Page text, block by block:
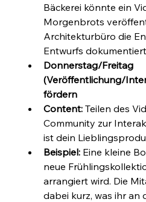
Bäckerei könnte ein
Morgenbrots
Architekturbüro die
Entwurfs
Donnerstag/Freitag
(Veröffentlichung/
fördern
Content: Teilen des
Community zur
ist dein
Beispiel: Eine kleine
neue
arrangiert wird. Die
dabei kurz, was ihr an